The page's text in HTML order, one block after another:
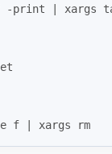
-print | xargs
f | xargs rm